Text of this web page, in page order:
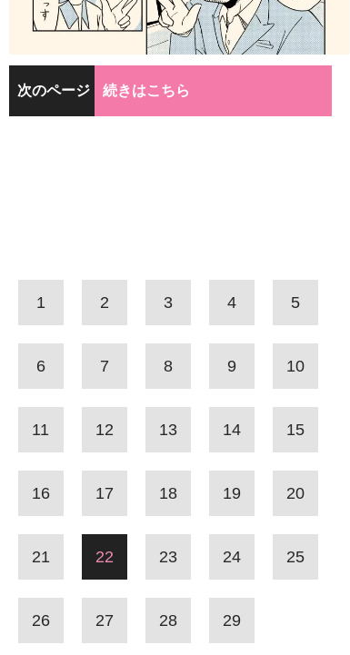
次のページ 続きはこちら
1 2 3 4 5
6 7 8 9 10
11 12 13 14 15
16 17 18 19 20
21 22 23 24 25
26 27 28 29